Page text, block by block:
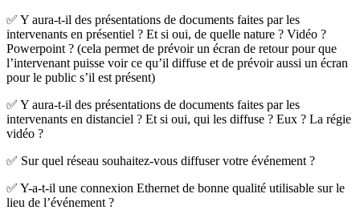
✅ Y aura-t-il des présentations de documents faites par les
intervenants en présentiel ? Et si oui, de quelle nature ? Vidéo ?
Powerpoint ? (cela permet de prévoir un écran de retour pour que
l’intervenant puisse voir ce qu’il diffuse et de prévoir aussi un écran
pour le public s’il est présent)
✅ Y aura-t-il des présentations de documents faites par les
intervenants en distanciel ? Et si oui, qui les diffuse ? Eux ? La régie
vidéo ?
✅ Sur quel réseau souhaitez-vous diffuser votre événement ?
✅ Y-a-t-il une connexion Ethernet de bonne qualité utilisable sur le
lieu de l’événement ?